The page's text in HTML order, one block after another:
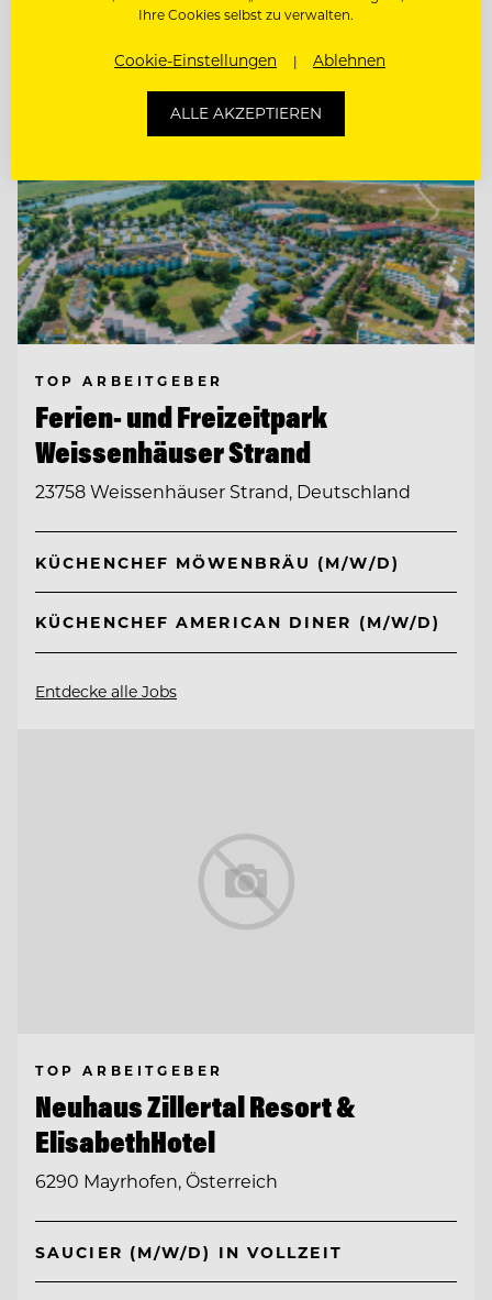
TOP ARBEITGEBER
Ferien- und Freizeitpark
Weissenhäuser Strand
23758 Weissenhäuser Strand, Deutschland
KÜCHENCHEF MÖWENBRÄU (M/W/D)
KÜCHENCHEF AMERICAN DINER (M/W/D)
Entdecke alle Jobs
TOP ARBEITGEBER
Neuhaus Zillertal Resort &
ElisabethHotel
6290 Mayrhofen, Österreich
SAUCIER (M/W/D) IN VOLLZEIT
Ihre Cookies selbst zu verwalten.
Cookie-Einstellungen Ablehnen
ALLE AKZEPTIEREN